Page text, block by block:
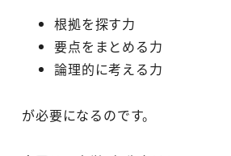
根拠を探す力
要点をまとめる力
論理的に考える力
が必要になるのです。